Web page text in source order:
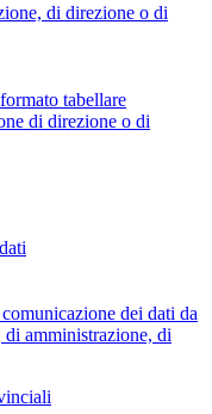
di direzione o di
tabellare
di direzione o di
dei dati da
amministrazione, di